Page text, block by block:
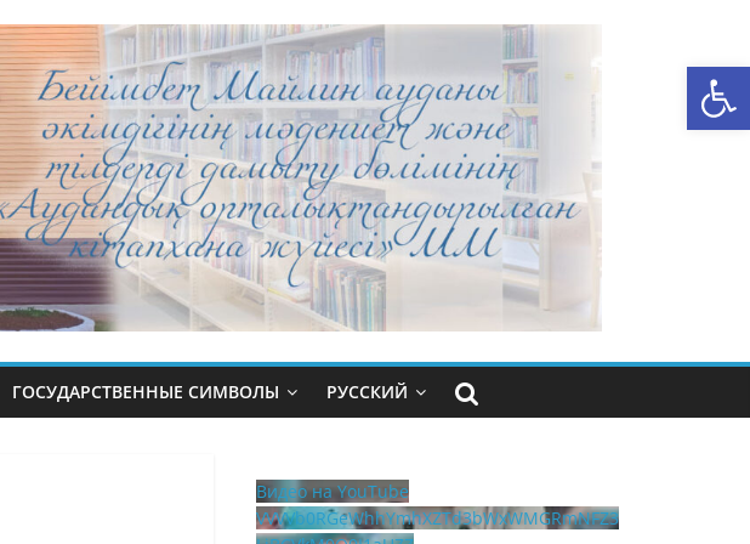
Открыть панель инструментов
ГОСУДАРСТВЕННЫЕ СИМВОЛЫ РУССКИЙ
Видео на YouTube
VVVVb0RGeWhhYmhXZTd3bWxWMGRmNFZ3